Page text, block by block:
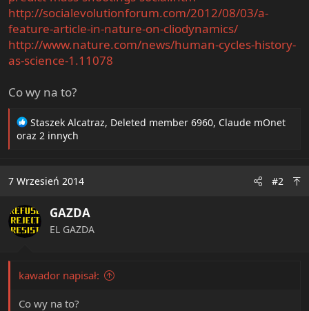
http://socialevolutionforum.com/2012/08/03/a-
feature-article-in-nature-on-cliodynamics/
http://www.nature.com/news/human-cycles-history-
as-science-1.11078
Co wy na to?
R
e
i
n
s
:
Staszek Alcatraz, Deleted member 6960, Claude mOnet
oraz 2 innych
7 Wrzesień 2014 #2
GAZDA
EL GAZDA
kawador napisał:
Co wy na to?